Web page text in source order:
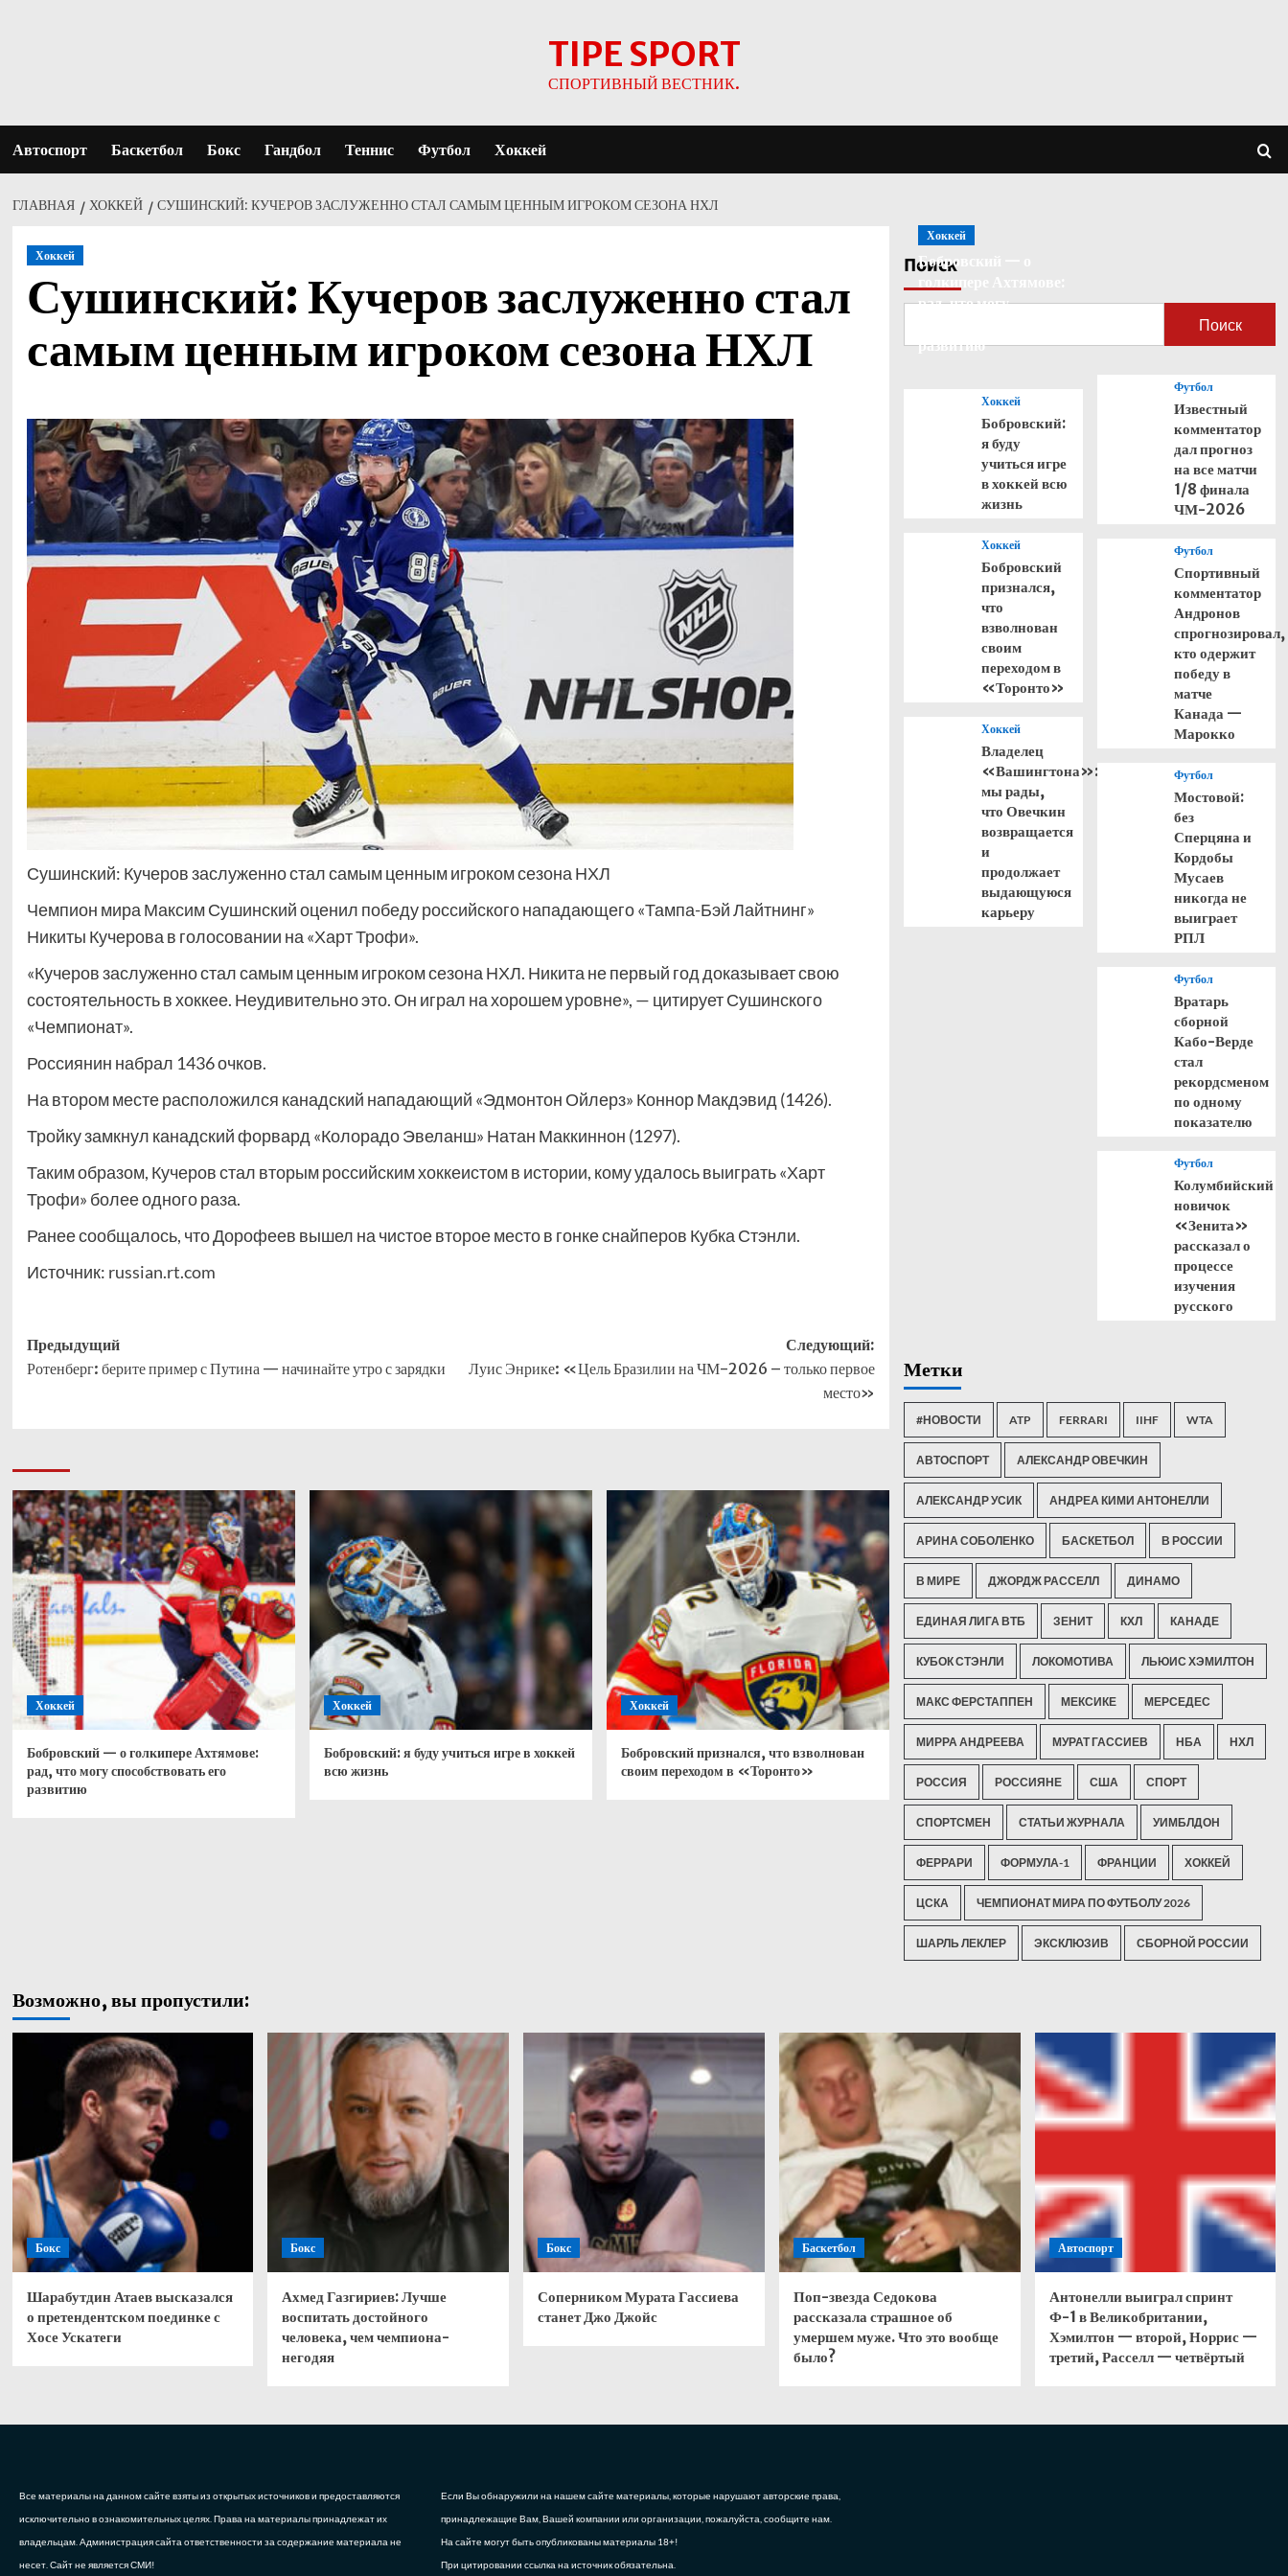
TIPE SPORT
СПОРТИВНЫЙ ВЕСТНИК.
Автоспорт Баскетбол Бокс Гандбол Теннис Футбол Хоккей
ГЛАВНАЯ ХОККЕЙ СУШИНСКИЙ: КУЧЕРОВ ЗАСЛУЖЕННО СТАЛ САМЫМ ЦЕННЫМ ИГРОКОМ СЕЗОНА НХЛ
Хоккей
Сушинский: Кучеров заслуженно стал
самым ценным игроком сезона НХЛ
Сушинский: Кучеров заслуженно стал самым ценным игроком сезона НХЛ
Чемпион мира Максим Сушинский оценил победу российского нападающего «Тампа-Бэй Лайтнинг»
Никиты Кучерова в голосовании на «Харт Трофи».
«Кучеров заслуженно стал самым ценным игроком сезона НХЛ. Никита не первый год доказывает свою
состоятельность в хоккее. Неудивительно это. Он играл на хорошем уровне», — цитирует Сушинского
«Чемпионат».
Россиянин набрал 1436 очков.
На втором месте расположился канадский нападающий «Эдмонтон Ойлерз» Коннор Макдэвид (1426).
Тройку замкнул канадский форвард «Колорадо Эвеланш» Натан Маккиннон (1297).
Таким образом, Кучеров стал вторым российским хоккеистом в истории, кому удалось выиграть «Харт
Трофи» более одного раза.
Ранее сообщалось, что Дорофеев вышел на чистое второе место в гонке снайперов Кубка Стэнли.
Источник: russian.rt.com
Навигация
записи
Предыдущий
Ротенберг: берите пример с Путина — начинайте утро с зарядки
Следующий:
Луис Энрике: «Цель Бразилии на ЧМ-2026 – только первое
место»
Хоккей
Бобровский — о голкипере Ахтямове:
рад, что могу способствовать его
развитию
Хоккей
Бобровский: я буду учиться игре в хоккей
всю жизнь
Хоккей
Бобровский признался, что взволнован
своим переходом в «Торонто»
Поиск
Поиск
Хоккей
Бобровский — о
рад, что могу
развитию
Хоккей
Бобровский:
я буду
учиться игре
в хоккей всю
жизнь
Хоккей
Бобровский
признался,
что
взволнован
своим
переходом в
«Торонто»
Хоккей
Владелец
«Вашингтона»:
мы рады,
что Овечкин
возвращается
и
продолжает
выдающуюся
карьеру
Футбол
Известный
комментатор
дал прогноз
на все матчи
1/8 финала
ЧМ-2026
Футбол
Спортивный
комментатор
Андронов
спрогнозировал,
кто одержит
победу в
матче
Канада —
Марокко
Футбол
Мостовой:
без
Сперцяна и
Кордобы
Мусаев
никогда не
выиграет
РПЛ
Футбол
Вратарь
сборной
Кабо-Верде
стал
рекордсменом
по одному
показателю
Футбол
Колумбийский
новичок
«Зенита»
рассказал о
процессе
изучения
русского
Метки
#НОВОСТИ ATP FERRARI IIHF WTA
АВТОСПОРТ АЛЕКСАНДР ОВЕЧКИН
АЛЕКСАНДР УСИК АНДРЕА КИМИ АНТОНЕЛЛИ
АРИНА СОБОЛЕНКО БАСКЕТБОЛ В РОССИИ
В МИРЕ ДЖОРДЖ РАССЕЛЛ ДИНАМО
ЕДИНАЯ ЛИГА ВТБ ЗЕНИТ КХЛ КАНАДЕ
КУБОК СТЭНЛИ ЛОКОМОТИВА ЛЬЮИС ХЭМИЛТОН
МАКС ФЕРСТАППЕН МЕКСИКЕ МЕРСЕДЕС
МИРРА АНДРЕЕВА МУРАТ ГАССИЕВ НБА НХЛ
РОССИЯ РОССИЯНЕ США СПОРТ
СПОРТСМЕН СТАТЬИ ЖУРНАЛА УИМБЛДОН
ФЕРРАРИ ФОРМУЛА-1 ФРАНЦИИ ХОККЕЙ
ЦСКА ЧЕМПИОНАТ МИРА ПО ФУТБОЛУ 2026
ШАРЛЬ ЛЕКЛЕР ЭКСКЛЮЗИВ СБОРНОЙ РОССИИ
Возможно, вы пропустили:
Бокс
Шарабутдин Атаев высказался
о претендентском поединке с
Хосе Ускатеги
Бокс
Ахмед Газгириев: Лучше
воспитать достойного
человека, чем чемпиона-
негодяя
Бокс
Соперником Мурата Гассиева
станет Джо Джойс
Баскетбол
Поп-звезда Седокова
рассказала страшное об
умершем муже. Что это вообще
было?
Автоспорт
Антонелли выиграл спринт
Ф-1 в Великобритании,
Хэмилтон — второй, Норрис —
третий, Расселл — четвёртый
Все материалы на данном сайте взяты из открытых источников и предоставляются
исключительно в ознакомительных целях. Права на материалы принадлежат их
владельцам. Администрация сайта ответственности за содержание материала не
несет. Сайт не является СМИ!
Если Вы обнаружили на нашем сайте материалы, которые нарушают авторские права,
принадлежащие Вам, Вашей компании или организации, пожалуйста, сообщите нам.
На сайте могут быть опубликованы материалы 18+!
При цитировании ссылка на источник обязательна.